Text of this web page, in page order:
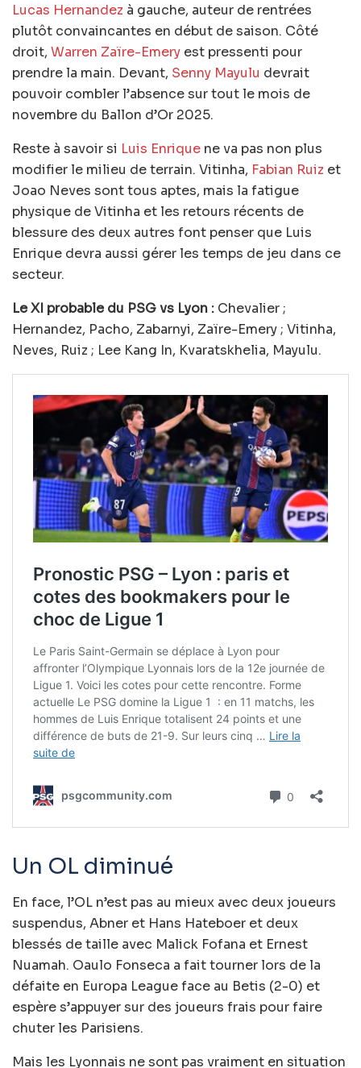
Lucas Hernandez à gauche, auteur de rentrées
plutôt convaincantes en début de saison. Côté
droit, Warren Zaïre-Emery est pressenti pour
prendre la main. Devant, Senny Mayulu devrait
pouvoir combler l’absence sur tout le mois de
novembre du Ballon d’Or 2025.
Reste à savoir si Luis Enrique ne va pas non plus
modifier le milieu de terrain. Vitinha, Fabian Ruiz et
Joao Neves sont tous aptes, mais la fatigue
physique de Vitinha et les retours récents de
blessure des deux autres font penser que Luis
Enrique devra aussi gérer les temps de jeu dans ce
secteur.
Le XI probable du PSG vs Lyon : Chevalier ;
Hernandez, Pacho, Zabarnyi, Zaïre-Emery ; Vitinha,
Neves, Ruiz ; Lee Kang In, Kvaratskhelia, Mayulu.
Un OL diminué
En face, l’OL n’est pas au mieux avec deux joueurs
suspendus, Abner et Hans Hateboer et deux
blessés de taille avec Malick Fofana et Ernest
Nuamah. Oaulo Fonseca a fait tourner lors de la
défaite en Europa League face au Betis (2-0) et
espère s’appuyer sur des joueurs frais pour faire
chuter les Parisiens.
Mais les Lyonnais ne sont pas vraiment en situation